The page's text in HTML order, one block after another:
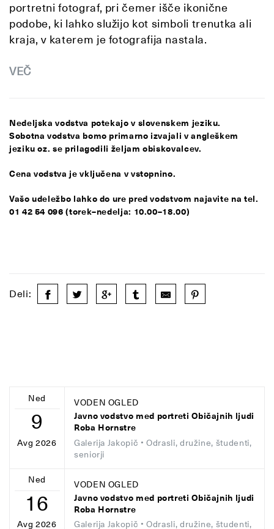
portretni fotograf, pri čemer išče ikonične
podobe, ki lahko služijo kot simboli trenutka ali
kraja, v katerem je fotografija nastala.
VEČ
Nedeljska vodstva potekajo v slovenskem jeziku.
Sobotna vodstva bomo primarno izvajali v angleškem
jeziku oz. se prilagodili željam obiskovalcev.
Cena vodstva je vključena v vstopnino.
Vašo udeležbo lahko do ure pred vodstvom najavite na tel.
01 42 54 096 (torek–nedelja: 10.00–18.00)
Deli:
Ned
9
Avg 2026
VODEN OGLED
Javno vodstvo med portreti Običajnih ljudi
Roba Hornstre
Galerija Jakopič • Odrasli, družine, študenti,
seniorji
Ned
16
Avg 2026
VODEN OGLED
Javno vodstvo med portreti Običajnih ljudi
Roba Hornstre
Galerija Jakopič • Odrasli, družine, študenti,